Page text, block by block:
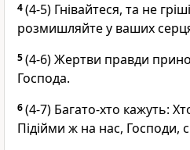
4(4-5) Гнівайтеся, та не
розмишляйте у ваших
5(4-6) Жертви правди
Господа.
6(4-7) Багато-хто кажуть:
Підійми ж на нас, Господи,